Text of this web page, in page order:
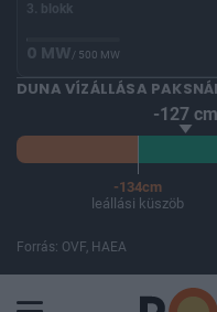
3. blokk
0 MW/ 500 MW
DUNA VÍZÁLLÁSA
-127 cm
-134cm
leállási küszöb
Forrás: OVF, HAEA